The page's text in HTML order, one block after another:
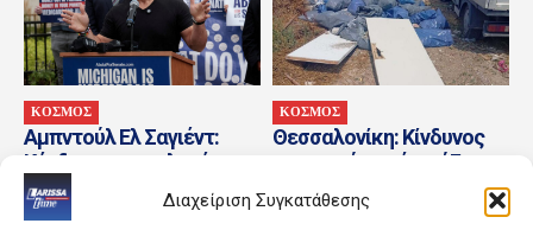
Διαχείριση Συγκατάθεσης
ΚΟΣΜΟΣ
Αμπντούλ Ελ Σαγιέντ:
Κέρδισε στις εκλογές των
Δημοκρατικών την
πολιτεία «κλειδί» του
ΚΟΣΜΟΣ
Θεσσαλονίκη: Κίνδυνος
πυρκαγιάς από μπάζα
που πετούσαν σε
αγροτεμάχιο 2 άνδρες –